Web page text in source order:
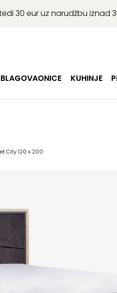
30 eur uz narudžbu
BLAGOVAONICE KUHINJE
City 120 x 200